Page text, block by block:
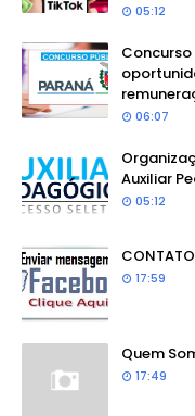
05:12
06:07
Auxiliar
05:12
17:59
Quem
17:49